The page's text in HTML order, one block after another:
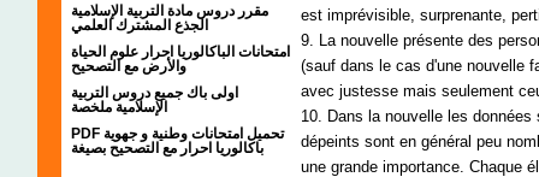
مقرر دروس مادة التربية الإسلامية
الجذع المشترك العلمي
امتحانات الباكالوريا احرار علوم الحياة
والأرض مع التصحيح
اولى باك جميع دروس التربية
الإسلامية ملخصة
PDF تحميل امتحانات وطنية و جهوية
باكالوريا احرار مع التصحيح بصيغة
est imprévisible, surprenante,
9. La nouvelle présente des
(sauf dans le cas d'une nouvelle
avec justesse mais seulement
10. Dans la nouvelle les
dépeints sont en général peu
une grande importance. Chaque